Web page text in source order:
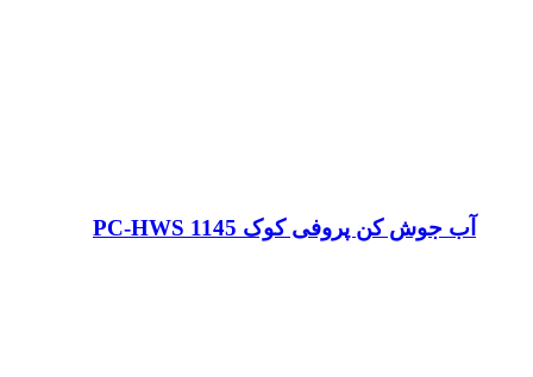
آب جوش کن پروفی کوک PC-HWS 1145